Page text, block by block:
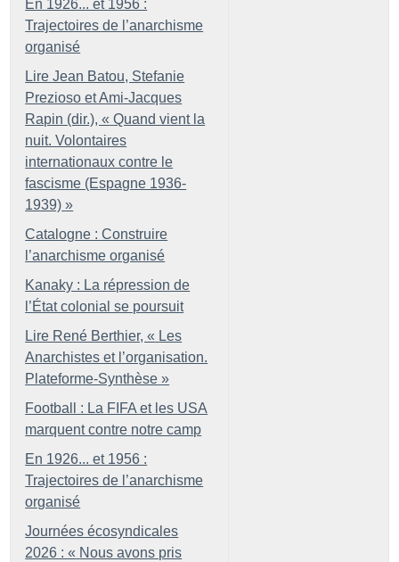
En 1926... et 1956 :
Trajectoires de l’anarchisme
organisé
Lire Jean Batou, Stefanie
Prezioso et Ami-Jacques
Rapin (dir.), « Quand vient la
nuit. Volontaires
internationaux contre le
fascisme (Espagne 1936-
1939) »
Catalogne : Construire
l’anarchisme organisé
Kanaky : La répression de
l’État colonial se poursuit
Lire René Berthier, « Les
Anarchistes et l’organisation.
Plateforme-Synthèse »
Football : La FIFA et les USA
marquent contre notre camp
En 1926... et 1956 :
Trajectoires de l’anarchisme
organisé
Journées écosyndicales
2026 : « Nous avons pris